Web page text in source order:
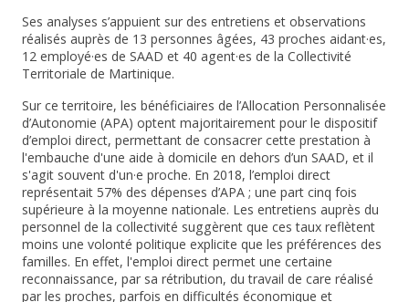
Ses analyses s’appuient sur des entretiens et observations
réalisés auprès de 13 personnes âgées, 43 proches aidant·es,
12 employé·es de SAAD et 40 agent·es de la Collectivité
Territoriale de Martinique.
Sur ce territoire, les bénéficiaires de l’Allocation Personnalisée
d’Autonomie (APA) optent majoritairement pour le dispositif
d’emploi direct, permettant de consacrer cette prestation à
l'embauche d'une aide à domicile en dehors d’un SAAD, et il
s'agit souvent d'un·e proche. En 2018, l’emploi direct
représentait 57% des dépenses d’APA ; une part cinq fois
supérieure à la moyenne nationale. Les entretiens auprès du
personnel de la collectivité suggèrent que ces taux reflètent
moins une volonté politique explicite que les préférences des
familles. En effet, l'emploi direct permet une certaine
reconnaissance, par sa rétribution, du travail de care réalisé
par les proches, parfois en difficultés économique et